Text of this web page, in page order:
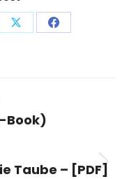
Share Share
Book)
Taube – [PDF]